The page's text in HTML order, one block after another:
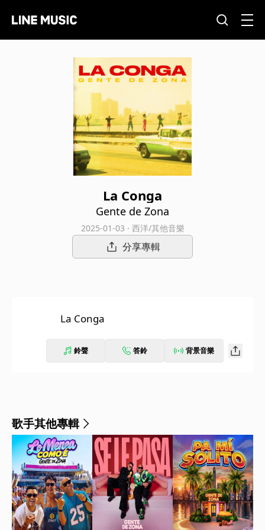
La Conga
Gente de Zona
2025-01-03 · 西洋/其他音樂
分享專輯
La Conga
鈴聲 答鈴 背景音樂
歌手其他專輯